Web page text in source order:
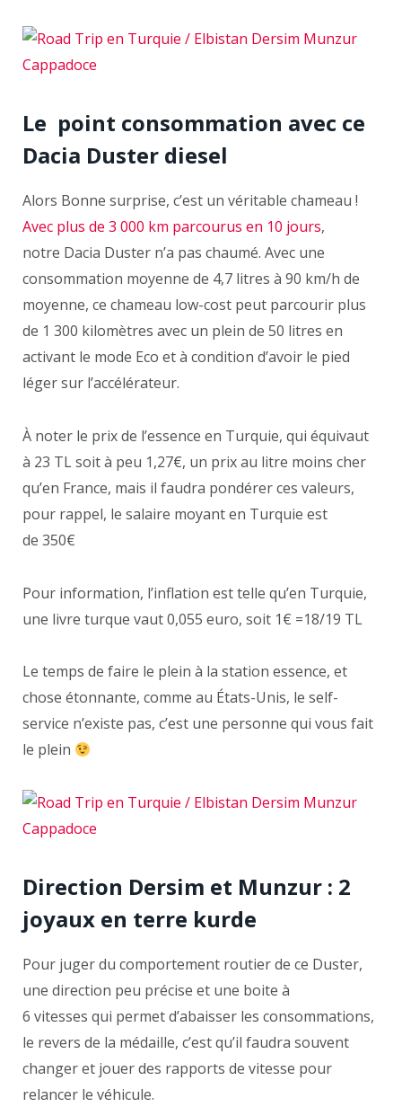
Le point consommation avec ce
Dacia Duster diesel
Alors Bonne surprise, c’est un véritable chameau !
Avec plus de 3 000 km parcourus en 10 jours,
notre Dacia Duster n’a pas chaumé. Avec une
consommation moyenne de 4,7 litres à 90 km/h de
moyenne, ce chameau low-cost peut parcourir plus
de 1 300 kilomètres avec un plein de 50 litres en
activant le mode Eco et à condition d’avoir le pied
léger sur l’accélérateur.
À noter le prix de l’essence en Turquie, qui équivaut
à 23 TL soit à peu 1,27€, un prix au litre moins cher
qu’en France, mais il faudra pondérer ces valeurs,
pour rappel, le salaire moyant en Turquie est
de 350€
Pour information, l’inflation est telle qu’en Turquie,
une livre turque vaut 0,055 euro, soit 1€ =18/19 TL
Le temps de faire le plein à la station essence, et
chose étonnante, comme au États-Unis, le self-
service n’existe pas, c’est une personne qui vous fait
le plein
Direction Dersim et Munzur : 2
joyaux en terre kurde
Pour juger du comportement routier de ce Duster,
une direction peu précise et une boite à
6 vitesses qui permet d’abaisser les consommations,
le revers de la médaille, c’est qu’il faudra souvent
changer et jouer des rapports de vitesse pour
relancer le véhicule.